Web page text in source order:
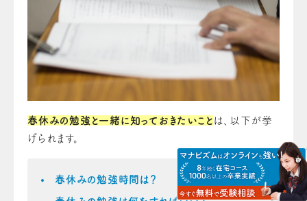
春休みの勉強と一緒に知っておきたいこと は、以下が挙
げられます。
春休みの勉強時間は？